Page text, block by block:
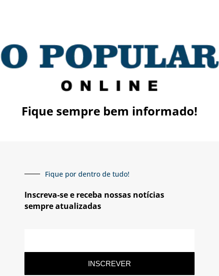
Fique sempre bem informado!
Fique por dentro de tudo!
Inscreva-se e receba nossas notícias
sempre atualizadas
INSCREVER